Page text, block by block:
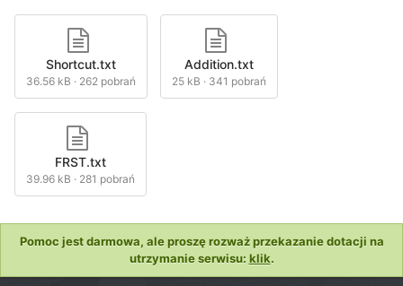
Shortcut.txt
36.56 kB · 262 pobrań
Addition.txt
25 kB · 341 pobrań
FRST.txt
39.96 kB · 281 pobrań
Pomoc jest darmowa, ale proszę rozważ przekazanie dotacji na
utrzymanie serwisu: klik.